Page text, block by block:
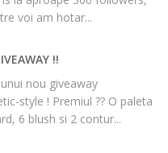
voi am hotar...
!!
nou giveaway
style ! Premiul ?? O paleta
6 blush si 2 contur...